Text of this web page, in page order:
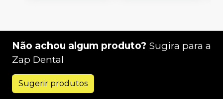
Não achou algum produto? Sugira para a
Zap Dental
Sugerir produtos